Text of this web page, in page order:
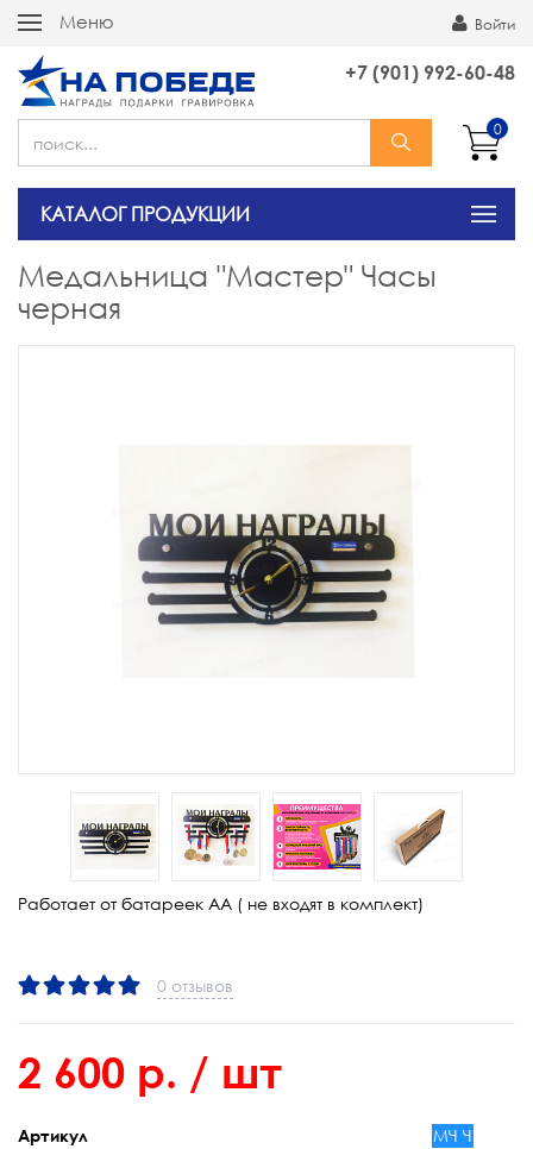
Меню Войти
+7 (901) 992-60-48
0
КАТАЛОГ ПРОДУКЦИИ
Медальница "Мастер" Часы
черная
Работает от батареек АА ( не входят в комплект)
0 отзывов
2 600 р. / шт
Артикул МЧ Ч